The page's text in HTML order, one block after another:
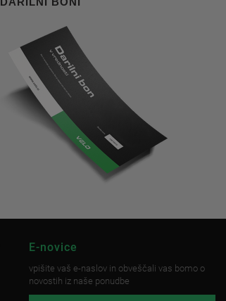
E-novice
vpišite vaš e-naslov in obveščali vas bomo o
novostih iz naše ponudbe